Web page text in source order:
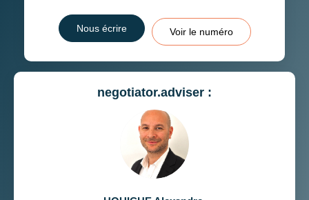
Nous écrire Voir le numéro
negotiator.adviser :